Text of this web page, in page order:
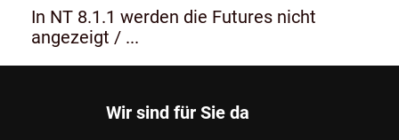
In NT 8.1.1 werden die Futures nicht
angezeigt / ...
Wir sind für Sie da